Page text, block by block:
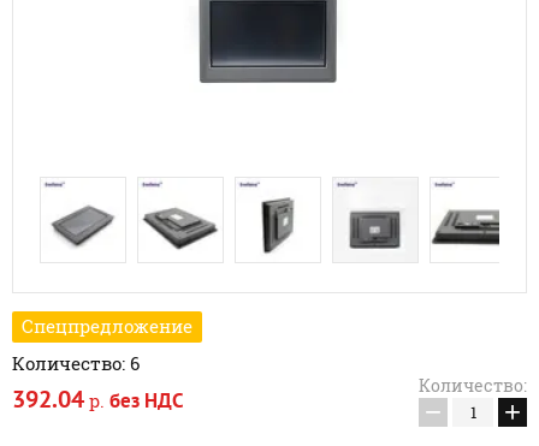
Спецпредложение
Количество: 6
392.04 р. без НДС
Количество:
− +